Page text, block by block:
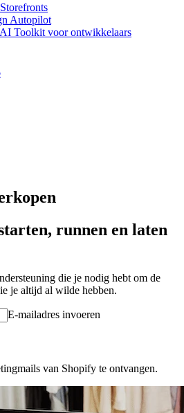
Autopilot
Toolkit voor ontwikkelaars
runnen en laten
die je nodig hebt om de
je altijd al wilde hebben.
E-mailadres invoeren
van Shopify te ontvangen.